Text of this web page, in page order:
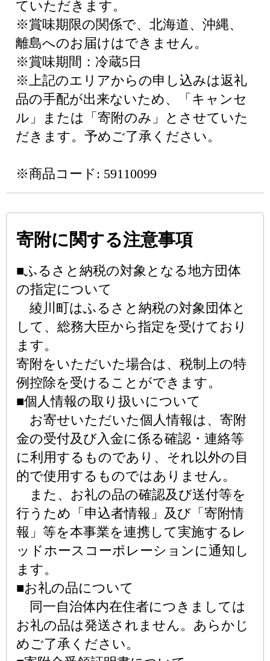
ていただきます。
※賞味期限の関係で、北海道、沖縄、
離島へのお届けはできません。
※賞味期間：冷蔵5日
※上記のエリアからの申し込みは返礼
品の手配が出来ないため、「キャンセ
ル」または「寄附のみ」とさせていた
だきます。予めご了承ください。
※商品コード: 59110099
寄附に関する注意事項
■ふるさと納税の対象となる地方団体
の指定について
綾川町はふるさと納税の対象団体と
して、総務大臣から指定を受けており
ます。
寄附をいただいた場合は、税制上の特
例控除を受けることができます。
■個人情報の取り扱いについて
お寄せいただいた個人情報は、寄附
金の受付及び入金に係る確認・連絡等
に利用するものであり、それ以外の目
的で使用するものではありません。
また、お礼の品の確認及び送付等を
行うため「申込者情報」及び「寄附情
報」等を本事業を連携して実施するレ
ッドホースコーポレーションに通知し
ます。
■お礼の品について
同一自治体内在住者につきましては
お礼の品は発送されません。あらかじ
めご了承ください。